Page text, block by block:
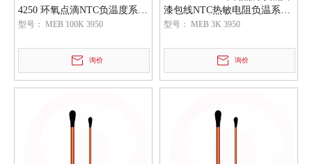
4250 环氧点滴NTC负温度系数
热敏电阻
型号： MEB 100K 3950
询价
漆包线NTC热敏电阻负温系数
温度传感器
型号： MEB 3K 3950
询价